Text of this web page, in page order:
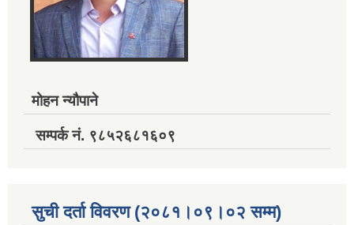
मोहन न्यौपाने
सम्पर्क नं. ९८५२६८१६०९
सुची दर्ता विवरण (२०८१।०९।०२ सम्म)